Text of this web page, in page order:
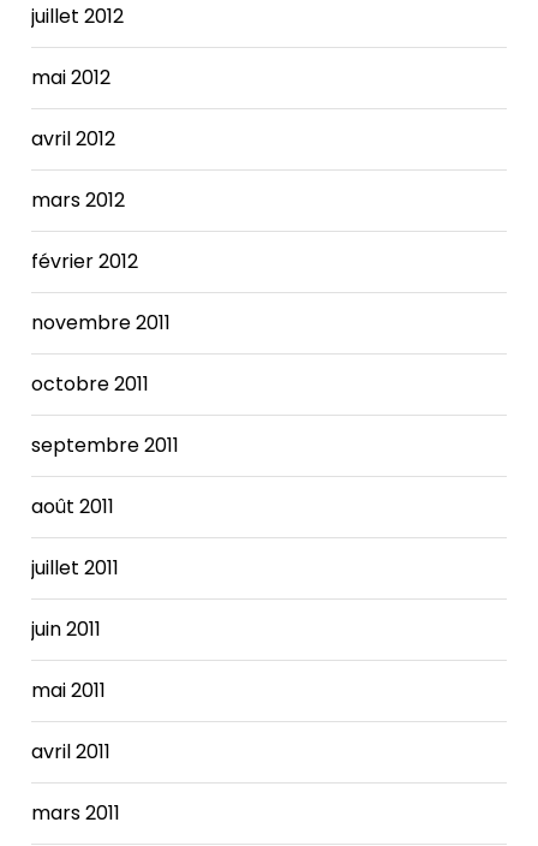
juillet 2012
mai 2012
avril 2012
mars 2012
février 2012
novembre 2011
octobre 2011
septembre 2011
août 2011
juillet 2011
juin 2011
mai 2011
avril 2011
mars 2011